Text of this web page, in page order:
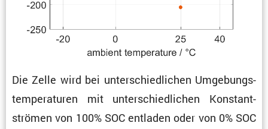
Die Zelle wird bei unter­schied­li­chen Umgebungs­
tem­pe­ra­turen mit unter­schied­li­chen Konstant­
strömen von 100% SOC entladen oder von 0% SOC